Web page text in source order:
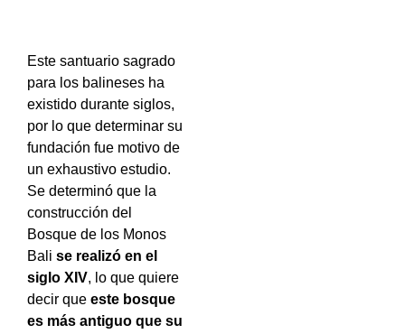
Este santuario sagrado
para los balineses ha
existido durante siglos,
por lo que determinar su
fundación fue motivo de
un exhaustivo estudio.
Se determinó que la
construcción del
Bosque de los Monos
Bali se realizó en el
siglo XIV, lo que quiere
decir que este bosque
es más antiguo que su